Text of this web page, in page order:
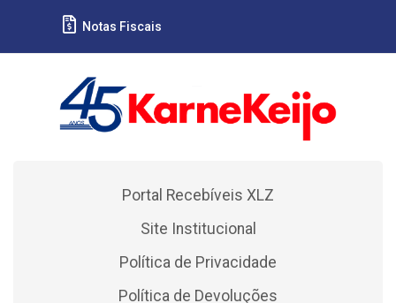
Notas Fiscais
Portal Recebíveis XLZ
Site Institucional
Política de Privacidade
Política de Devoluções